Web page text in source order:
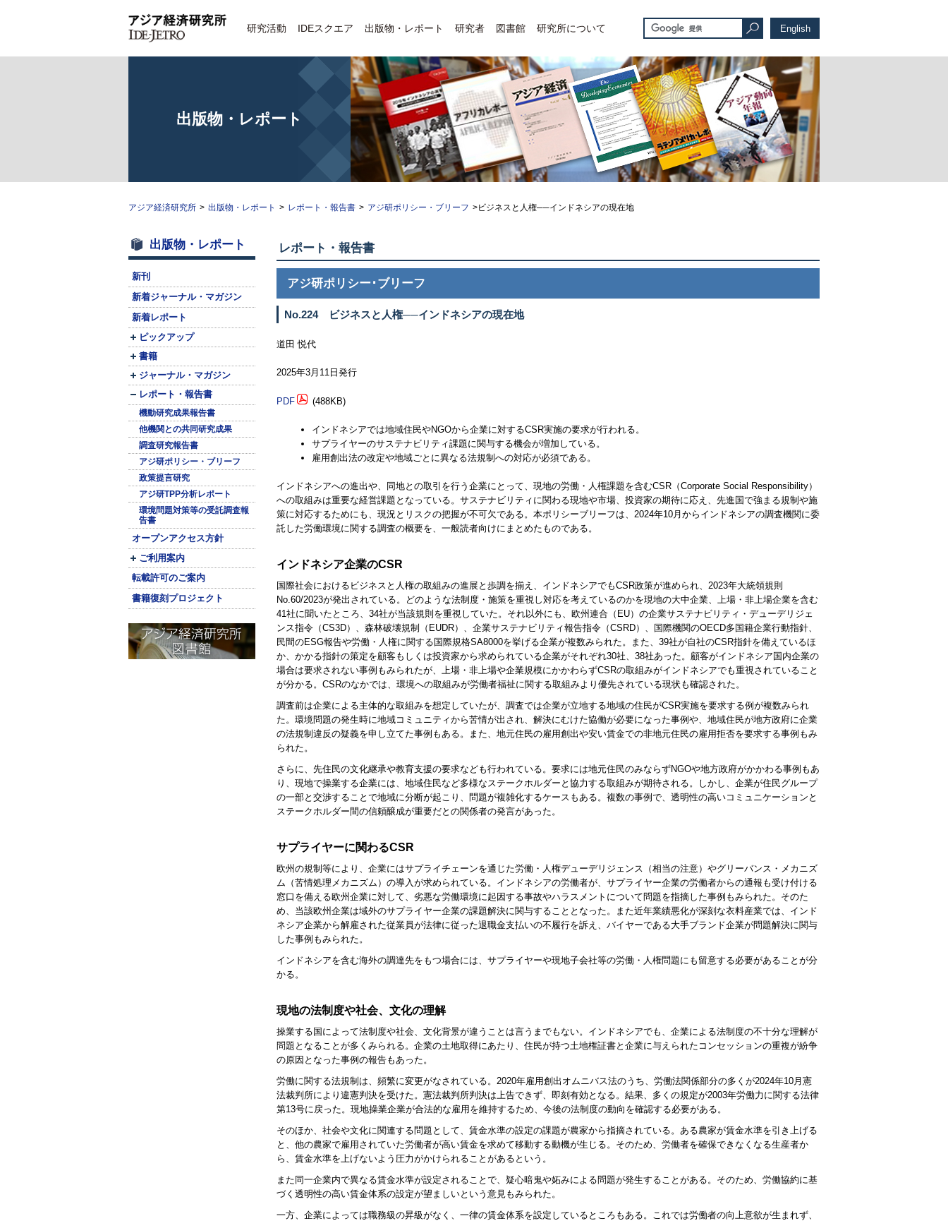
研究活動 IDEスクエア 出版物・レポート 研究者 図書館 研究所について English
出版物・レポート
アジア経済研究所 > 出版物・レポート > レポート・報告書 > アジ研ポリシー・ブリーフ >ビジネスと人権──インドネシアの現在地
出版物・レポート
新刊
新着ジャーナル・マガジン
新着レポート
ピックアップ
書籍
ジャーナル・マガジン
レポート・報告書
機動研究成果報告書
他機関との共同研究成果
調査研究報告書
アジ研ポリシー・ブリーフ
政策提言研究
アジ研TPP分析レポート
環境問題対策等の受託調査報
告書
オープンアクセス方針
ご利用案内
転載許可のご案内
書籍復刻プロジェクト
レポート・報告書
アジ研ポリシー･ブリーフ
No.224 ビジネスと人権──インドネシアの現在地
道田 悦代
2025年3月11日発行
PDF (488KB)
インドネシアでは地域住民やNGOから企業に対するCSR実施の要求が行われる。
サプライヤーのサステナビリティ課題に関与する機会が増加している。
雇用創出法の改定や地域ごとに異なる法規制への対応が必須である。
インドネシアへの進出や、同地との取引を行う企業にとって、現地の労働・人権課題を含むCSR（Corporate Social Responsibility）
への取組みは重要な経営課題となっている。サステナビリティに関わる現地や市場、投資家の期待に応え、先進国で強まる規制や施
策に対応するためにも、現況とリスクの把握が不可欠である。本ポリシーブリーフは、2024年10月からインドネシアの調査機関に委
託した労働環境に関する調査の概要を、一般読者向けにまとめたものである。
インドネシア企業のCSR
国際社会におけるビジネスと人権の取組みの進展と歩調を揃え、インドネシアでもCSR政策が進められ、2023年大統領規則
No.60/2023が発出されている。どのような法制度・施策を重視し対応を考えているのかを現地の大中企業、上場・非上場企業を含む
41社に聞いたところ、34社が当該規則を重視していた。それ以外にも、欧州連合（ EU）の企業サステナビリティ・デューデリジェ
ンス指令（CS3D）、森林破壊規制（ EUDR）、企業サステナビリティ報告指令（CSRD）、国際機関のOECD多国籍企業行動指針、
民間のESG報告や労働・人権に関する国際規格SA8000を挙げる企業が複数みられた。また、39社が自社のCSR指針を備えているほ
か、かかる指針の策定を顧客もしくは投資家から求められている企業がそれぞれ30社、38社あった。顧客がインドネシア国内企業の
場合は要求されない事例もみられたが、上場・非上場や企業規模にかかわらずCSRの取組みがインドネシアでも重視されていること
が分かる。 CSRのなかでは、環境への取組みが労働者福祉に関する取組みより優先されている現状も確認された。
調査前は企業による主体的な取組みを想定していたが、調査では企業が立地する地域の住民がCSR実施を要求する例が複数みられ
た。環境問題の発生時に地域コミュニティから苦情が出され、解決にむけた協働が必要になった事例や、地域住民が地方政府に企業
の法規制違反の疑義を申し立てた事例もある。また、地元住民の雇用創出や安い賃金での非地元住民の雇用拒否を要求する事例もみ
られた。
さらに、先住民の文化継承や教育支援の要求なども行われている。要求には地元住民のみならずNGOや地方政府がかかわる事例もあ
り、現地で操業する企業には、地域住民など多様なステークホルダーと協力する取組みが期待される。しかし、企業が住民グループ
の一部と交渉することで地域に分断が起こり、問題が複雑化するケースもある。複数の事例で、透明性の高いコミュニケーションと
ステークホルダー間の信頼醸成が重要だとの関係者の発言があった。
サプライヤーに関わるCSR
欧州の規制等により、企業にはサプライチェーンを通じた労働・人権デューデリジェンス（相当の注意）やグリーバンス・メカニズ
ム（苦情処理メカニズム）の導入が求められている。インドネシアの労働者が、サプライヤー企業の労働者からの通報も受け付ける
窓口を備える欧州企業に対して、劣悪な労働環境に起因する事故やハラスメントについて問題を指摘した事例もみられた。そのた
め、当該欧州企業は域外のサプライヤー企業の課題解決に関与することとなった。また近年業績悪化が深刻な衣料産業では、インド
ネシア企業から解雇された従業員が法律に従った退職金支払いの不履行を訴え、バイヤーである大手ブランド企業が問題解決に関与
した事例もみられた。
インドネシアを含む海外の調達先をもつ場合には、サプライヤーや現地子会社等の労働・人権問題にも留意する必要があることが分
かる。
現地の法制度や社会、文化の理解
操業する国によって法制度や社会、文化背景が違うことは言うまでもない。インドネシアでも、企業による法制度の不十分な理解が
問題となることが多くみられる。企業の土地取得にあたり、住民が持つ土地権証書と企業に与えられたコンセッションの重複が紛争
の原因となった事例の報告もあった。
労働に関する法規制は、頻繁に変更がなされている。2020年雇用創出オムニバス法のうち、労働法関係部分の多くが2024年10月憲
法裁判所により違憲判決を受けた。憲法裁判所判決は上告できず、即刻有効となる。結果、多くの規定が2003年労働力に関する法律
第13号に戻った。現地操業企業が合法的な雇用を維持するため、今後の法制度の動向を確認する必要がある。
そのほか、社会や文化に関連する問題として、賃金水準の設定の課題が農家から指摘されている。ある農家が賃金水準を引き上げる
と、他の農家で雇用されていた労働者が高い賃金を求めて移動する動機が生じる。そのため、労働者を確保できなくなる生産者か
ら、賃金水準を上げないよう圧力がかけられることがあるという。
また同一企業内で異なる賃金水準が設定されることで、疑心暗鬼や妬みによる問題が発生することがある。そのため、労働協約に基
づく透明性の高い賃金体系の設定が望ましいという意見もみられた。
一方、企業によっては職務級の昇級がなく、一律の賃金体系を設定しているところもある。これでは労働者の向上意欲が生まれず、